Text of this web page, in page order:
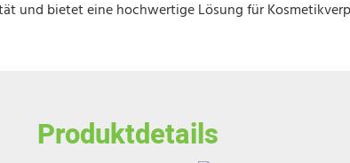
und bietet eine hochwertige Lösung für
Produktdetails